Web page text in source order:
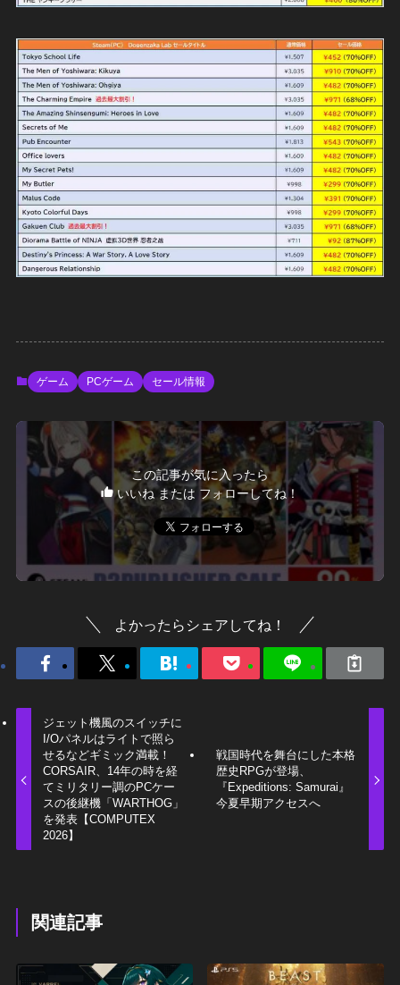
ゲーム PCゲーム セール情報
この記事が気に入ったら
いいね または フォローしてね！
よかったらシェアしてね！
ジェット機風のスイッチに
I/Oパネルはライトで照ら
せるなどギミック満載！
CORSAIR、14年の時を経
てミリタリー調のPCケー
スの後継機「WARTHOG」
を発表【COMPUTEX
2026】
戦国時代を舞台にした本格
歴史RPGが登場、
『Expeditions: Samurai』
今夏早期アクセスへ
関連記事